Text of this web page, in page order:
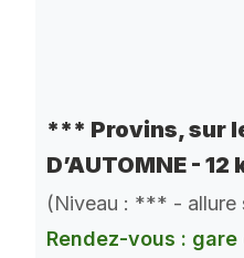
*** Provins, sur
D’AUTOMNE - 12
(Niveau : *** - allure
Rendez-vous :